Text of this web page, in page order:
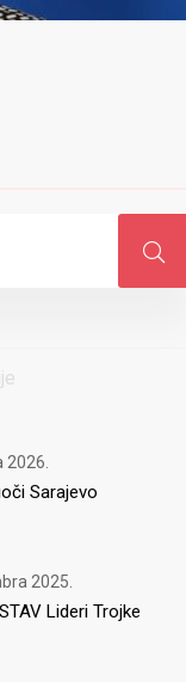
2026.
Sarajevo
2025.
Lideri Trojke